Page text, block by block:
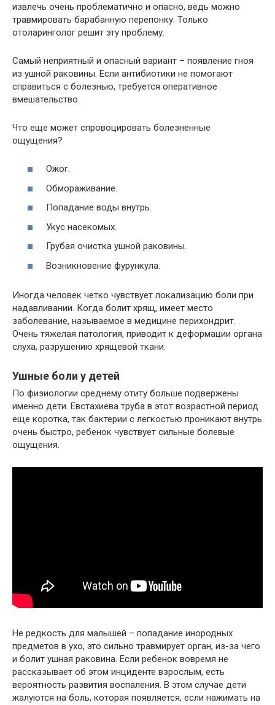
извлечь очень проблематично и опасно, ведь можно
травмировать барабанную перепонку. Только
отоларинголог решит эту проблему.
Самый неприятный и опасный вариант – появление гноя
из ушной раковины. Если антибиотики не помогают
справиться с болезнью, требуется оперативное
вмешательство.
Что еще может спровоцировать болезненные
ощущения?
Ожог.
Обмораживание.
Попадание воды внутрь.
Укус насекомых.
Грубая очистка ушной раковины.
Возникновение фурункула.
Иногда человек четко чувствует локализацию боли при
надавливании. Когда болит хрящ, имеет место
заболевание, называемое в медицине перихондрит.
Очень тяжелая патология, приводит к деформации органа
слуха, разрушению хрящевой ткани.
Ушные боли у детей
По физиологии среднему отиту больше подвержены
именно дети. Евстахиева труба в этот возрастной период
еще коротка, так бактерии с легкостью проникают внутрь
очень быстро, ребенок чувствует сильные болевые
ощущения.
Не редкость для малышей – попадание инородных
предметов в ухо, это сильно травмирует орган, из-за чего
и болит ушная раковина. Если ребенок вовремя не
рассказывает об этом инциденте взрослым, есть
вероятность развития воспаления. В этом случае дети
жалуются на боль, которая появляется, если нажимать на